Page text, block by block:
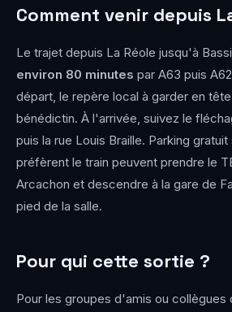
Comment venir depuis
Le trajet depuis La Réole jusqu'à
environ 80 minutes par A63 puis
départ, le repère local à garder en
bénédictin. À l'arrivée, suivez le
puis la rue Louis Braille. Parking
préfèrent le train peuvent prendre le
Arcachon et descendre à la gare de
pied de la salle.
Pour qui cette sortie ?
Pour les groupes d'amis ou collègues